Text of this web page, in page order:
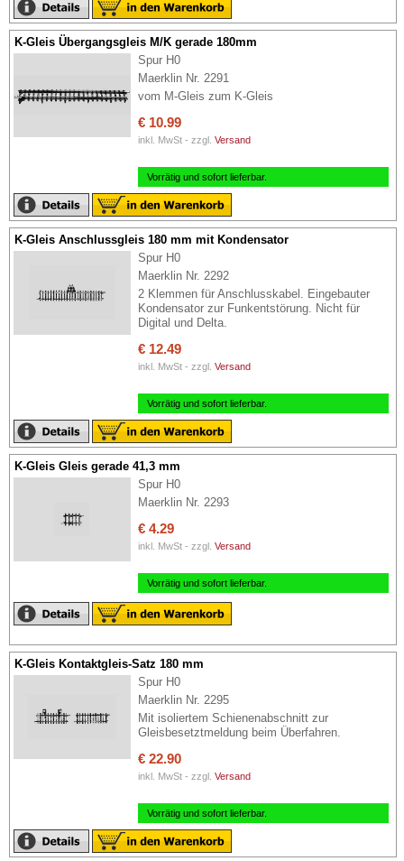
K-Gleis Übergangsgleis M/K gerade 180mm
Spur H0
Maerklin Nr. 2291
vom M-Gleis zum K-Gleis
€ 10.99
inkl. MwSt - zzgl. Versand
Vorrätig und sofort lieferbar.
K-Gleis Anschlussgleis 180 mm mit Kondensator
Spur H0
Maerklin Nr. 2292
2 Klemmen für Anschlusskabel. Eingebauter
Kondensator zur Funkentstörung. Nicht für
Digital und Delta.
€ 12.49
inkl. MwSt - zzgl. Versand
Vorrätig und sofort lieferbar.
K-Gleis Gleis gerade 41,3 mm
Spur H0
Maerklin Nr. 2293
€ 4.29
inkl. MwSt - zzgl. Versand
Vorrätig und sofort lieferbar.
K-Gleis Kontaktgleis-Satz 180 mm
Spur H0
Maerklin Nr. 2295
Mit isoliertem Schienenabschnitt zur
Gleisbesetztmeldung beim Überfahren.
€ 22.90
inkl. MwSt - zzgl. Versand
Vorrätig und sofort lieferbar.